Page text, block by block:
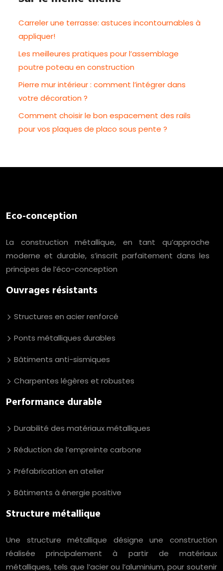
Carreler une terrasse: astuces incontournables à
appliquer!
Les meilleures pratiques pour l’assemblage
poutre poteau en construction
Pierre mur intérieur : comment l’intégrer dans
votre décoration ?
Comment choisir le bon espacement des rails
pour vos plaques de placo sous pente ?
Eco-conception
La construction métallique, en tant qu’approche
moderne et durable, s’inscrit parfaitement dans les
principes de l’éco-conception
Ouvrages résistants
Structures en acier renforcé
Ponts métalliques durables
Bâtiments anti-sismiques
Charpentes légères et robustes
Performance durable
Durabilité des matériaux métalliques
Réduction de l’empreinte carbone
Préfabrication en atelier
Bâtiments à énergie positive
Structure métallique
Une structure métallique désigne une construction
réalisée principalement à partir de matériaux
métalliques, tels que l’acier ou l’aluminium, pour soutenir